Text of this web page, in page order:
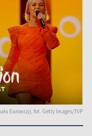
Eurowizji, fot. Getty Images/TVP